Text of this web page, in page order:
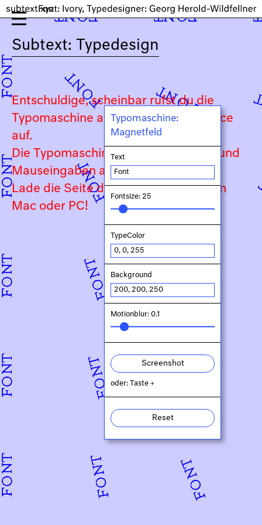
Subtext: Typedesign
Entschuldige, scheinbar rufst du die
Typomaschine auf einem Touch-Device
auf.
Die Typomaschine ist auf Keyboard- und
Mauseingaben angewiesen.
Lade die Seite daher bitte auf deinem
Mac oder PC!
Typomaschine:
Magnetfeld
Text
Fontsize: 25
TypeColor
Background
Motionblur: 0.1
Screenshot
oder: Taste +
Reset